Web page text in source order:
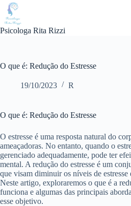
Pular
para
conteúdo
Psicologa Rita Rizzi
O que é: Redução do Estresse
19/10/2023 R
O que é: Redução do Estresse
O estresse é uma resposta natural do
ameaçadoras. No entanto, quando o
gerenciado adequadamente, pode ter
mental. A redução do estresse é um
que visam diminuir os níveis de
Neste artigo, exploraremos o que é a
funciona e algumas das principais
esse objetivo.